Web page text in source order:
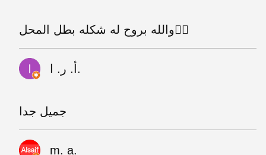
والله بروح له شكله بطل المحل👌🏽
أ. ر. ا.
جميل جدا
m. a.